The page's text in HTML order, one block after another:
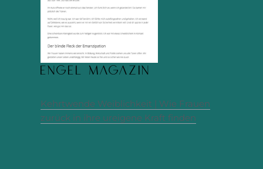
Engel Magazin
Kehrtwende Weiblichkeit | Wie Frauen
zurück in ihre ureigene Kraft finden